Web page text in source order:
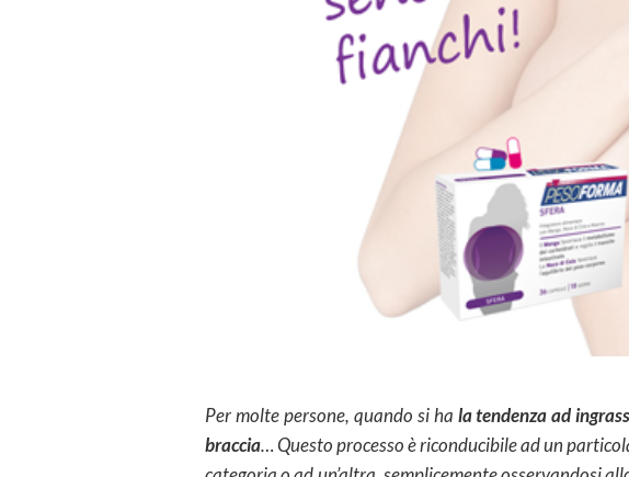
Per molte persone, quando si ha la tendenza ad
braccia… Questo processo è riconducibile ad un